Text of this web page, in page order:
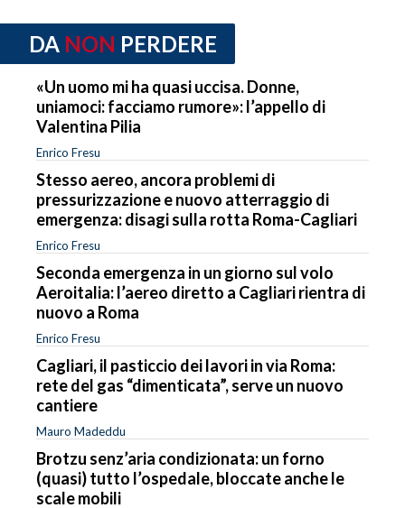
DA NON PERDERE
«Un uomo mi ha quasi uccisa. Donne,
uniamoci: facciamo rumore»: l’appello di
Valentina Pilia
Enrico Fresu
Stesso aereo, ancora problemi di
pressurizzazione e nuovo atterraggio di
emergenza: disagi sulla rotta Roma-Cagliari
Enrico Fresu
Seconda emergenza in un giorno sul volo
Aeroitalia: l’aereo diretto a Cagliari rientra di
nuovo a Roma
Enrico Fresu
Cagliari, il pasticcio dei lavori in via Roma:
rete del gas “dimenticata”, serve un nuovo
cantiere
Mauro Madeddu
Brotzu senz’aria condizionata: un forno
(quasi) tutto l’ospedale, bloccate anche le
scale mobili